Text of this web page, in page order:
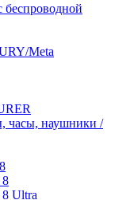
беспроводной
Meta
часы, наушники /
8
8 Ultra